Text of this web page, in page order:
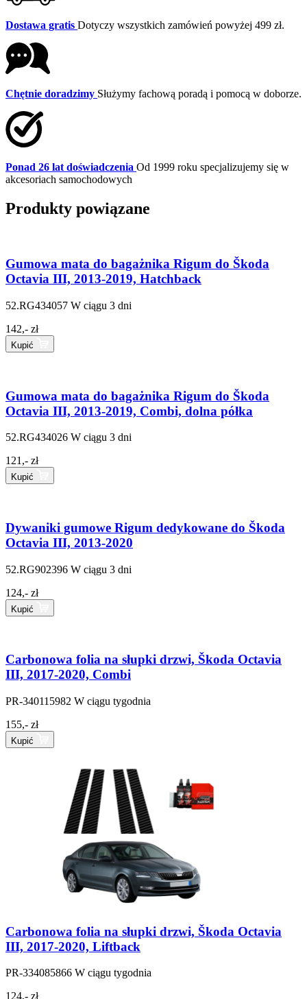
Dostawa gratis Dotyczy wszystkich zamówień powyżej 499 zł.
Chętnie doradzimy Służymy fachową poradą i pomocą w doborze.
Ponad 26 lat doświadczenia Od 1999 roku specjalizujemy się w
akcesoriach samochodowych
Produkty powiązane
Gumowa mata do bagażnika Rigum do Škoda
Octavia III, 2013-2019, Hatchback
52.RG434057 W ciągu 3 dni
142,- zł
Kupić
Gumowa mata do bagażnika Rigum do Škoda
Octavia III, 2013-2019, Combi, dolna półka
52.RG434026 W ciągu 3 dni
121,- zł
Kupić
Dywaniki gumowe Rigum dedykowane do Škoda
Octavia III, 2013-2020
52.RG902396 W ciągu 3 dni
124,- zł
Kupić
Carbonowa folia na słupki drzwi, Škoda Octavia
III, 2017-2020, Combi
PR-340115982 W ciągu tygodnia
155,- zł
Kupić
Carbonowa folia na słupki drzwi, Škoda Octavia
III, 2017-2020, Liftback
PR-334085866 W ciągu tygodnia
124,- zł